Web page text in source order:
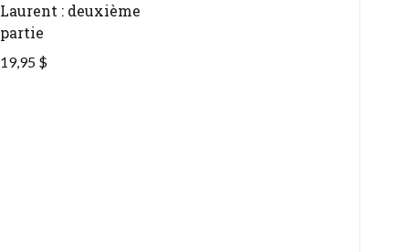
Laurent : deuxième
partie
19,95 $